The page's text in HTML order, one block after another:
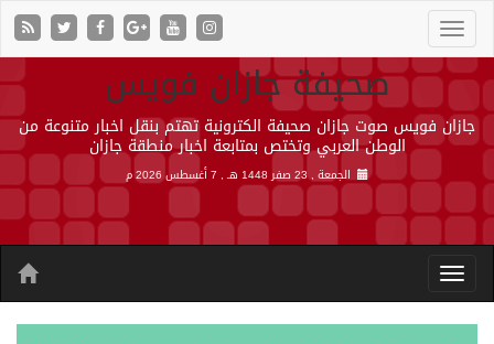
صحيفة جازان فويس
جازان فويس صوت جازان صحيفة الكترونية تهتم بنقل اخبار متنوعة من
الوطن العربي وتختص بمتابعة اخبار منطقة جازان
الجمعة , 23 صفر 1448 هـ , 7 أغسطس 2026 م